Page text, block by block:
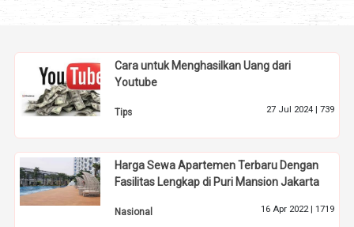
Cara untuk Menghasilkan Uang dari
Youtube
Tips 27 Jul 2024 | 739
Harga Sewa Apartemen Terbaru Dengan
Fasilitas Lengkap di Puri Mansion Jakarta
Nasional 16 Apr 2022 | 1719